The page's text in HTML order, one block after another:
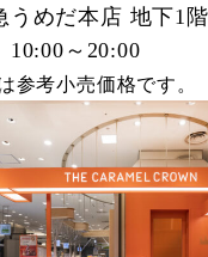
うめだ本店 地下1階
10:00～20:00
参考小売価格です。